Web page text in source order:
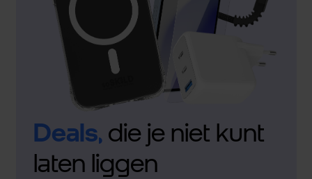
Deals,die je niet kunt
laten liggen